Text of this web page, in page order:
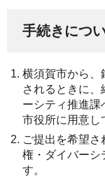
手続きにつ
横須賀市から、
されるときに
ーシティ推進課
市役所に用意し
ご提出を希望さ
権・ダイバーシ
す。